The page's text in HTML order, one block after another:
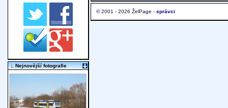
© 2001 - 2026 ŽelPage - správci
:. Nejnovější fotografie